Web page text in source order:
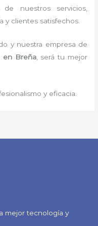
nuestros servicios,
y clientes satisfechos.
y nuestra empresa de
en Breña, será tu mejor
y eficacia.
mejor tecnología y